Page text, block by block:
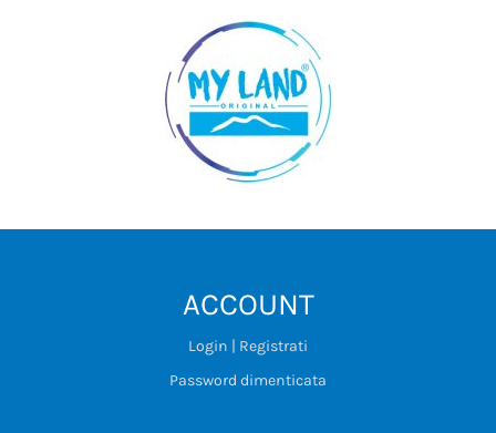
ACCOUNT
Login | Registrati
Password dimenticata